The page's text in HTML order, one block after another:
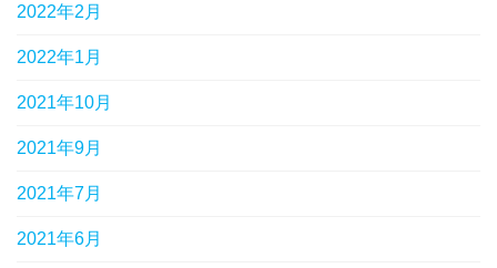
2022年2月
2022年1月
2021年10月
2021年9月
2021年7月
2021年6月